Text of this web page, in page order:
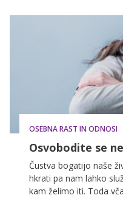
Potrebovali bomo
lahko začeli od
materialno in seže v
ostala brez doma, ne
rešujejo svoje
jih bo potrebno graditi
Sabina Majerič.
OSEBNA RAST IN ODNOSI
Osvobodite se
Čustva bogatijo naše
hkrati pa nam lahko
kam želimo iti. Toda